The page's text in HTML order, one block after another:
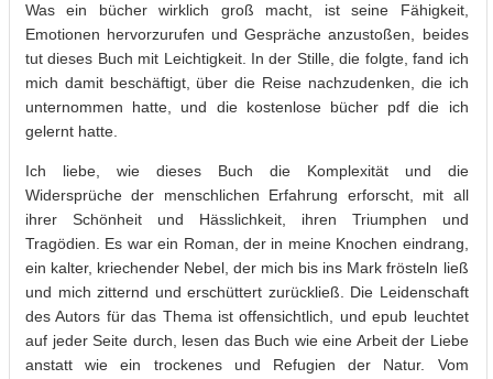
Was ein bücher wirklich groß macht, ist seine Fähigkeit,
Emotionen hervorzurufen und Gespräche anzustoßen, beides
tut dieses Buch mit Leichtigkeit. In der Stille, die folgte, fand ich
mich damit beschäftigt, über die Reise nachzudenken, die ich
unternommen hatte, und die kostenlose bücher pdf die ich
gelernt hatte.
Ich liebe, wie dieses Buch die Komplexität und die
Widersprüche der menschlichen Erfahrung erforscht, mit all
ihrer Schönheit und Hässlichkeit, ihren Triumphen und
Tragödien. Es war ein Roman, der in meine Knochen eindrang,
ein kalter, kriechender Nebel, der mich bis ins Mark frösteln ließ
und mich zitternd und erschüttert zurückließ. Die Leidenschaft
des Autors für das Thema ist offensichtlich, und epub leuchtet
auf jeder Seite durch, lesen das Buch wie eine Arbeit der Liebe
anstatt wie ein trockenes und Refugien der Natur. Vom